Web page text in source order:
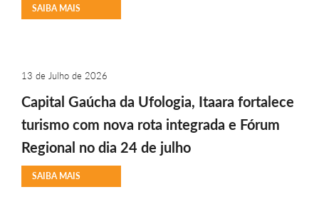
SAIBA MAIS
13 de Julho de 2026
Capital Gaúcha da Ufologia, Itaara fortalece
turismo com nova rota integrada e Fórum
Regional no dia 24 de julho
SAIBA MAIS